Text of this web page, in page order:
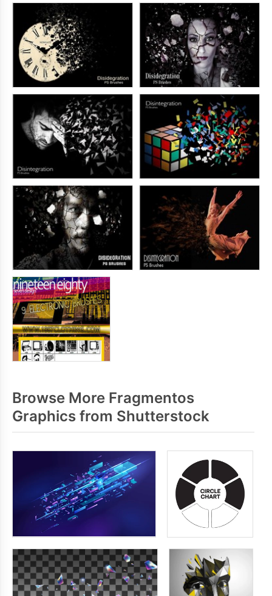
Browse More Fragmentos
Graphics from Shutterstock